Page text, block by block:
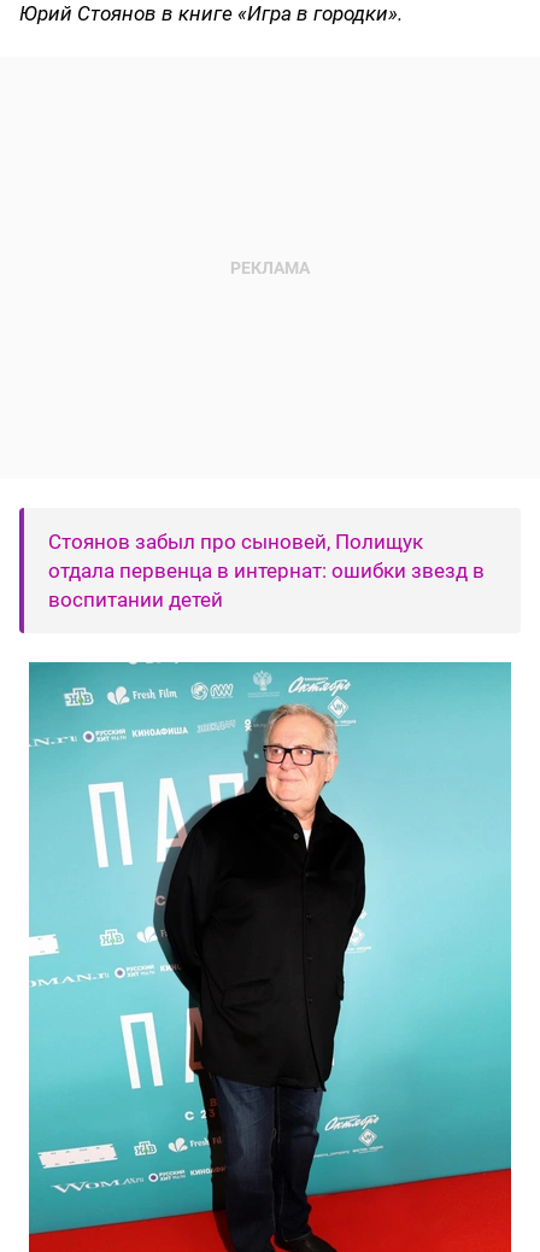
Юрий Стоянов в книге «Игра в городки».
Стоянов забыл про сыновей, Полищук
отдала первенца в интернат: ошибки звезд в
воспитании детей